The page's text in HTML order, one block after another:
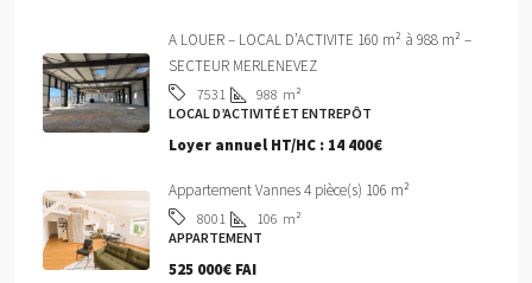
A LOUER – LOCAL D’ACTIVITE 160 m² à 988 m² –
SECTEUR MERLENEVEZ
7531 988 m²
LOCAL D’ACTIVITÉ ET ENTREPÔT
Loyer annuel HT/HC : 14 400€
Appartement Vannes 4 pièce(s) 106 m²
8001 106 m²
APPARTEMENT
525 000€ FAI